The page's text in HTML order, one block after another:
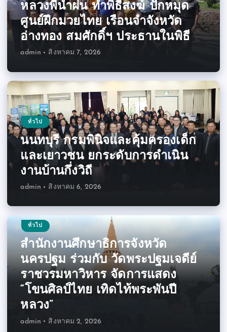
หลวงพี่น้ำฝน ทำพิธีสงฆ์ ปักหมุด
ศูนย์ฝึกมวยไทย เรือนจำจังหวัด
อ่างทอง สมศักดิ์ฯ ประธานในพิธี
admin สิงหาคม 7, 2026
ทั่วไป
นนทบุรี กรมพินิจและคุ้มครองเด็ก
และเยาวชน ยกระดับการดำเนิน
งานบ้านกึ่งวิถี
admin สิงหาคม 6, 2026
ทั่วไป
สำนักงานศึกษาธิการจังหวัด
นครปฐม ร่วมกับ วัดพระปฐมเจดีย์
ราชวรมหาวิหาร จัดการแสดง
“โขนศิลป์ไทย เทิดไท้พระพันปี
หลวง”
admin สิงหาคม 2, 2026